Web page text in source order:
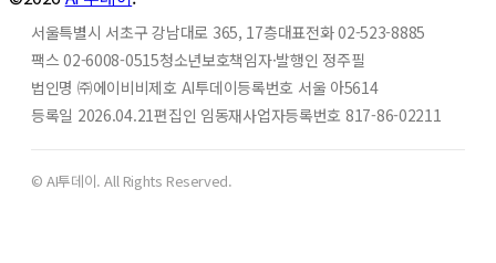
서울특별시 서초구 강남대로 365, 17층대표전화 02-523-8885
팩스 02-6008-0515청소년보호책임자·발행인 정주필
법인명 ㈜에이비비제호 AI투데이등록번호 서울 아5614
등록일 2026.04.21편집인 임동재사업자등록번호 817-86-02211
© AI투데이. All Rights Reserved.